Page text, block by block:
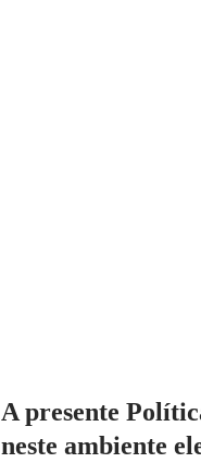
A presente
neste ambiente